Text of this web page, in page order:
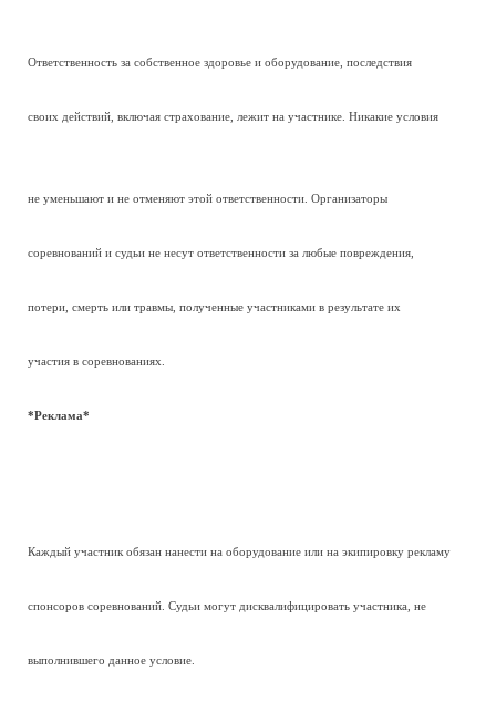
Ответственность за собственное здоровье и оборудование, последствия
своих действий, включая страхование, лежит на участнике. Никакие условия
не уменьшают и не отменяют этой ответственности. Организаторы
соревнований и судьи не несут ответственности за любые повреждения,
потери, смерть или травмы, полученные участниками в результате их
участия в соревнованиях.
*Реклама*
Каждый участник обязан нанести на оборудование или на экипировку рекламу
спонсоров соревнований. Судьи могут дисквалифицировать участника, не
выполнившего данное условие.